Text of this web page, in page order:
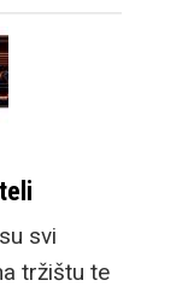
svi
tržištu te